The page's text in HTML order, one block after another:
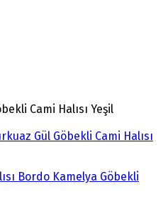
Cami Halısı Yeşil
Gül Göbekli Cami Halısı
Kamelya Göbekli